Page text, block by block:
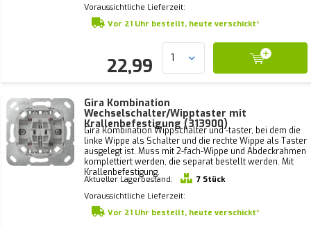
Voraussichtliche Lieferzeit:
Vor 21 Uhr bestellt, heute verschickt*
22,99
Gira Kombination
Wechselschalter/Wipptaster mit
Krallenbefestigung (313900)
Gira Kombination Wippschalter und -taster, bei dem die
linke Wippe als Schalter und die rechte Wippe als Taster
ausgelegt ist. Muss mit 2-fach-Wippe und Abdeckrahmen
komplettiert werden, die separat bestellt werden. Mit
Krallenbefestigung.
Aktueller Lagerbestand:
7 Stück
Voraussichtliche Lieferzeit:
Vor 21 Uhr bestellt, heute verschickt*